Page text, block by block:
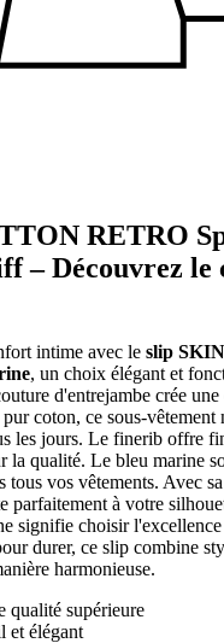
RETRO
– Découvrez le
intime avec le slip
, un choix élégant et
d'entrejambe crée
coton, ce sous-vêtement
les jours. Le finerib offre
la qualité. Le bleu marine
tous vos vêtements. Avec sa
parfaitement à votre
signifie choisir
durer, ce slip combine
harmonieuse.
qualité supérieure
et élégant